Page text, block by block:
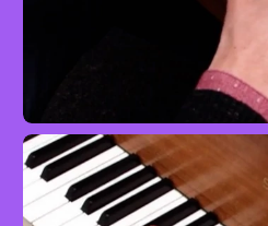
Die Ankunft der
Klavier
Advanced